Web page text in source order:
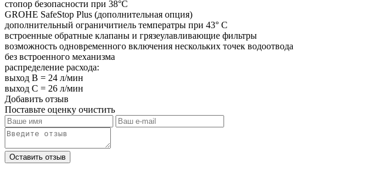
стопор безопасности при 38°C
GROHE SafeStop Plus (дополнительная опция)
дополнительный ограничитиель температры при 43° C
встроенные обратные клапаны и грязеулавливающие фильтры
возможность одновременного включения нескольких точек водоотвода
без встроенного механизма
распределение расхода:
выход B = 24 л/мин
выход C = 26 л/мин
Добавить отзыв
Поставьте оценку очистить